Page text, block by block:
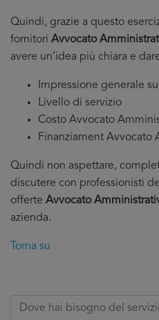
Quindi, grazie a questo
fornitori Avvocato
avere un’idea più chiara e
Impressione generale
Livello di servizio
Costo Avvocato
Finanziament Avvocato
Quindi non aspettare,
discutere con professionisti
offerte Avvocato
azienda.
Torna su